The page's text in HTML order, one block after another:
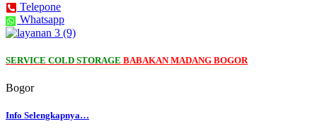
Telepone
Whatsapp
SERVICE COLD STORAGE BABAKAN MADANG BOGOR
Bogor
Info Selengkapnya…